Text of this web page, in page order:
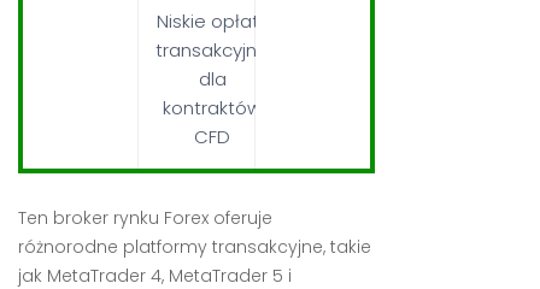
Niskie opłaty
transakcyjne
dla
kontraktów
CFD
Ten broker rynku Forex oferuje
różnorodne platformy transakcyjne, takie
jak MetaTrader 4, MetaTrader 5 i